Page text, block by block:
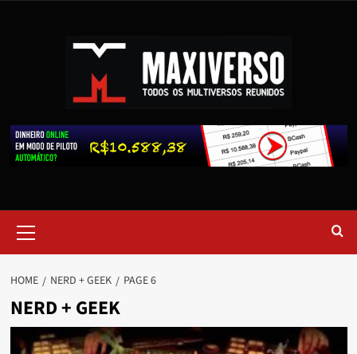
HOME NERD + GEEK PAGE 6
NERD + GEEK